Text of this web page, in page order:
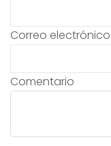
Correo electrónico
Comentario